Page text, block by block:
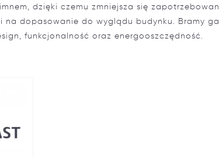
dzięki czemu zmniejsza się
na dopasowanie do wyglądu budynku. Bramy
funkcjonalność oraz energooszczędność.